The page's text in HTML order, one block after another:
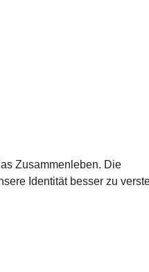
Zusammenleben. Die
Identität besser zu